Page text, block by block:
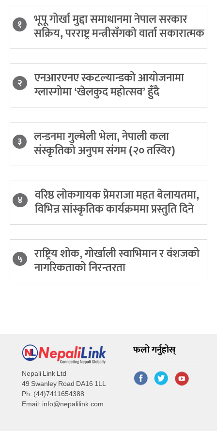
१ भूपू गोर्खा मुद्दा समाधानमा नेपाल सरकार
सक्रिय, परराष्ट्र मन्त्रीसँगको वार्ता सकारात्मक
२ एनआरएनए स्कटल्यान्डको आयोजनामा
ग्लास्गोमा ‘खेलकुद महोत्सव’ हुँदै
३ लन्डनमा गुल्मेली भेला, नेपाली कला
संस्कृतिको अनुपम संगम (२० तस्विर)
४ वरिष्ठ लोकगायक प्रेमराजा महत बेलायतमा,
विभिन्न सांस्कृतिक कार्यक्रममा प्रस्तुति दिने
५ राष्ट्रिय शोक, गोर्खाली स्वाभिमान र वंशजको
नागरिकताको निरन्तरता
Nepali Link Ltd
49 Swanley Road DA16 1LL
Ph: (44)7411654388
Email: info@nepalilink.com
फलो गर्नुहोस्